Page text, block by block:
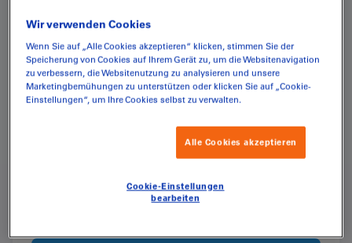
CHF232.40 (inkl. MwSt.)
Menge:Räder
Wir verwenden Cookies
Wenn Sie auf „Alle Cookies akzeptieren“ klicken, stimmen Sie der
Speicherung von Cookies auf Ihrem Gerät zu, um die Websitenavigation
zu verbessern, die Websitenutzung zu analysieren und unsere
Marketingbemühungen zu unterstützen oder klicken Sie auf „Cookie-
Einstellungen“, um Ihre Cookies selbst zu verwalten.
Alle Cookies akzeptieren
Cookie-Einstellungen
bearbeiten